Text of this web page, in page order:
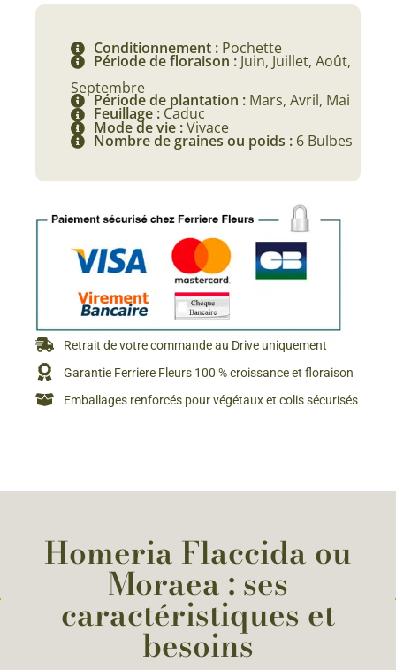
Conditionnement : Pochette
Période de floraison : Juin, Juillet, Août,
Septembre
Période de plantation : Mars, Avril, Mai
Feuillage : Caduc
Mode de vie :Vivace
Nombre de graines ou poids : 6 Bulbes
Retrait de votre commande au Drive uniquement
Garantie Ferriere Fleurs 100 % croissance et floraison
Emballages renforcés pour végétaux et colis sécurisés
Homeria Flaccida ou
Moraea : ses
caractéristiques et
besoins